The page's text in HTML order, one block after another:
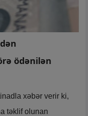
ödənilən
xəbər verir ki,
təklif olunan